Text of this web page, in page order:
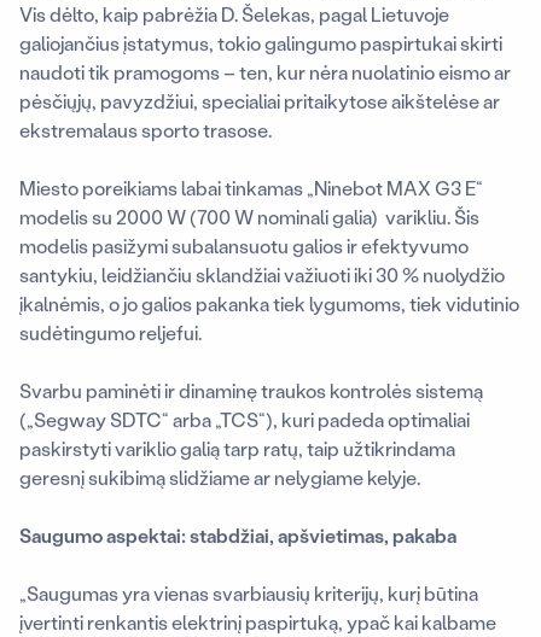
Vis dėlto, kaip pabrėžia D. Šelekas, pagal Lietuvoje
galiojančius įstatymus, tokio galingumo paspirtukai skirti
naudoti tik pramogoms – ten, kur nėra nuolatinio eismo ar
pėsčiųjų, pavyzdžiui, specialiai pritaikytose aikštelėse ar
ekstremalaus sporto trasose.
Miesto poreikiams labai tinkamas „Ninebot MAX G3 E“
modelis su 2000 W (700 W nominali galia) varikliu. Šis
modelis pasižymi subalansuotu galios ir efektyvumo
santykiu, leidžiančiu sklandžiai važiuoti iki 30 % nuolydžio
įkalnėmis, o jo galios pakanka tiek lygumoms, tiek vidutinio
sudėtingumo reljefui.
Svarbu paminėti ir dinaminę traukos kontrolės sistemą
(„Segway SDTC“ arba „TCS“), kuri padeda optimaliai
paskirstyti variklio galią tarp ratų, taip užtikrindama
geresnį sukibimą slidžiame ar nelygiame kelyje.
Saugumo aspektai: stabdžiai, apšvietimas, pakaba
„Saugumas yra vienas svarbiausių kriterijų, kurį būtina
įvertinti renkantis elektrinį paspirtuką, ypač kai kalbame